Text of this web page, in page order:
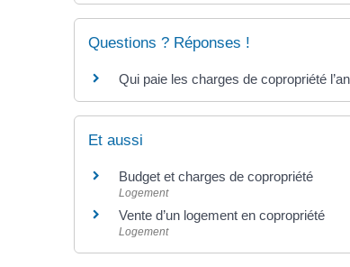
Questions ? Réponses !
Qui paie les charges de copropriété
Et aussi
Budget et charges de copropriété
Logement
Vente d’un logement en copropriété
Logement